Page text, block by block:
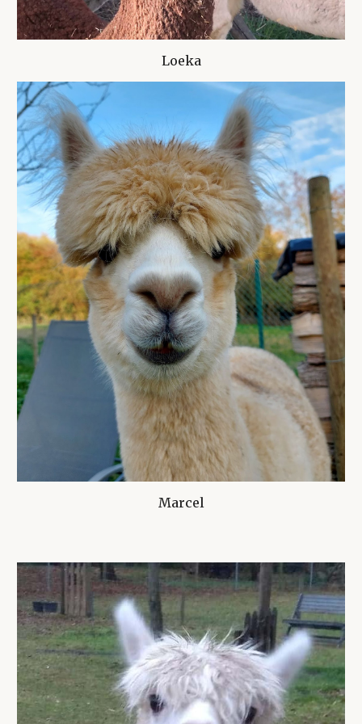
Loeka
Marcel